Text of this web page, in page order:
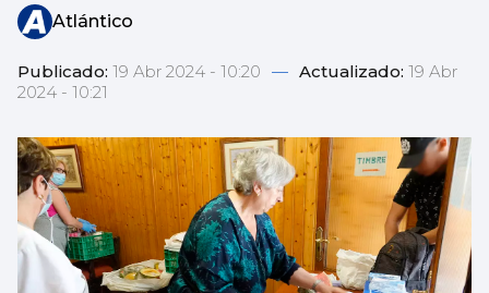
Atlántico
Publicado: 19 Abr 2024 - 10:20 — Actualizado: 19 Abr
2024 - 10:21